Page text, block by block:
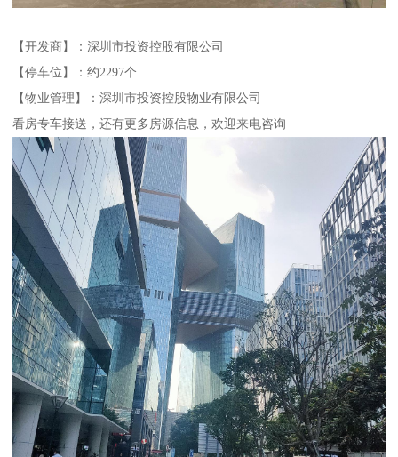
【开发商】：深圳市投资控股有限公司
【停车位】：约2297个
【物业管理】：深圳市投资控股物业有限公司
看房专车接送，还有更多房源信息，欢迎来电咨询